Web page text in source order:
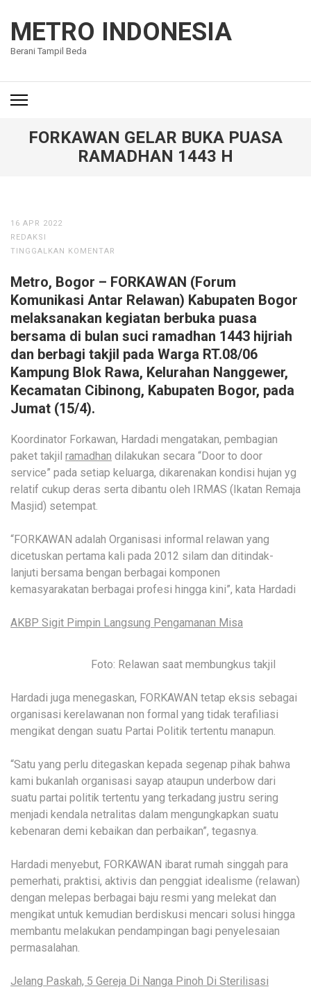
konten
(Tekan
METRO INDONESIA
Berani Tampil Beda
FORKAWAN GELAR BUKA PUASA
RAMADHAN 1443 H
16 APR 2022
REDAKSI
TINGGALKAN KOMENTAR
Metro, Bogor – FORKAWAN (Forum
Komunikasi Antar Relawan) Kabupaten Bogor
melaksanakan kegiatan berbuka puasa
bersama di bulan suci ramadhan 1443 hijriah
dan berbagi takjil pada Warga RT.08/06
Kampung Blok Rawa, Kelurahan Nanggewer,
Kecamatan Cibinong, Kabupaten Bogor, pada
Jumat (15/4).
Koordinator Forkawan, Hardadi mengatakan, pembagian
paket takjil ramadhan dilakukan secara “Door to door
service” pada setiap keluarga, dikarenakan kondisi hujan yg
relatif cukup deras serta dibantu oleh IRMAS (Ikatan Remaja
Masjid) setempat.
“FORKAWAN adalah Organisasi informal relawan yang
dicetuskan pertama kali pada 2012 silam dan ditindak-
lanjuti bersama bengan berbagai komponen
kemasyarakatan berbagai profesi hingga kini”, kata Hardadi
AKBP Sigit Pimpin Langsung Pengamanan Misa
Foto: Relawan saat membungkus takjil
Hardadi juga menegaskan, FORKAWAN tetap eksis sebagai
organisasi kerelawanan non formal yang tidak terafiliasi
mengikat dengan suatu Partai Politik tertentu manapun.
“Satu yang perlu ditegaskan kepada segenap pihak bahwa
kami bukanlah organisasi sayap ataupun underbow dari
suatu partai politik tertentu yang terkadang justru sering
menjadi kendala netralitas dalam mengungkapkan suatu
kebenaran demi kebaikan dan perbaikan”, tegasnya.
Hardadi menyebut, FORKAWAN ibarat rumah singgah para
pemerhati, praktisi, aktivis dan penggiat idealisme (relawan)
dengan melepas berbagai baju resmi yang melekat dan
mengikat untuk kemudian berdiskusi mencari solusi hingga
membantu melakukan pendampingan bagi penyelesaian
permasalahan.
Jelang Paskah, 5 Gereja Di Nanga Pinoh Di Sterilisasi